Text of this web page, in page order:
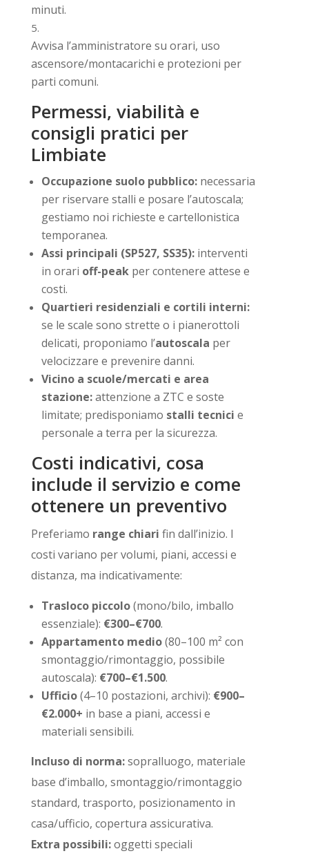
minuti.
Avvisa l’amministratore su orari, uso
ascensore/montacarichi e protezioni per
parti comuni.
Permessi, viabilità e
consigli pratici per
Limbiate
Occupazione suolo pubblico:necessaria
per riservare stalli e posare l’autoscala;
gestiamo noi richieste e cartellonistica
temporanea.
Assi principali (SP527, SS35):interventi
in orari off-peakper contenere attese e
costi.
Quartieri residenziali e cortili interni:
se le scale sono strette o i pianerottoli
delicati, proponiamo l’autoscala per
velocizzare e prevenire danni.
Vicino a scuole/mercati e area
stazione:attenzione a ZTC e soste
limitate; predisponiamo stalli tecnici e
personale a terra per la sicurezza.
Costi indicativi, cosa
include il servizio e come
ottenere un preventivo
Preferiamo range chiari fin dall’inizio. I
costi variano per volumi, piani, accessi e
distanza, ma indicativamente:
Trasloco piccolo(mono/bilo, imballo
essenziale): €300–€700.
Appartamento medio(80–100 m² con
smontaggio/rimontaggio, possibile
autoscala): €700–€1.500.
Ufficio(4–10 postazioni, archivi): €900–
€2.000+ in base a piani, accessi e
materiali sensibili.
Incluso di norma:sopralluogo, materiale
base d’imballo, smontaggio/rimontaggio
standard, trasporto, posizionamento in
casa/ufficio, copertura assicurativa.
Extra possibili:oggetti speciali